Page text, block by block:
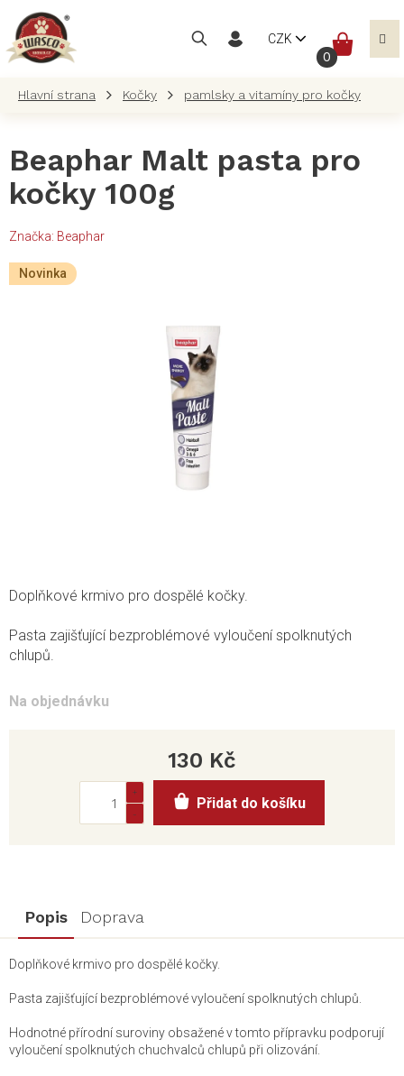
obsah
CZK
Kočky pamlsky a vitamíny pro kočky
Beaphar Malt pasta pro
kočky 100g
Značka: Beaphar
Novinka
Na objednávku
Doplňkové krmivo pro dospělé kočky.
Pasta zajišťující bezproblémové vyloučení spolknutých
chlupů.
130 Kč
cena:
Přidat do košíku
Popis Doprava
Doplňkové krmivo pro dospělé kočky.
Pasta zajišťující bezproblémové vyloučení spolknutých chlupů.
Hodnotné přírodní suroviny obsažené v tomto přípravku podporují
vyloučení spolknutých chuchvalců chlupů při olizování.